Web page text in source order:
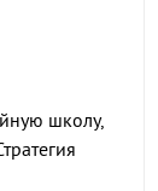
школу,